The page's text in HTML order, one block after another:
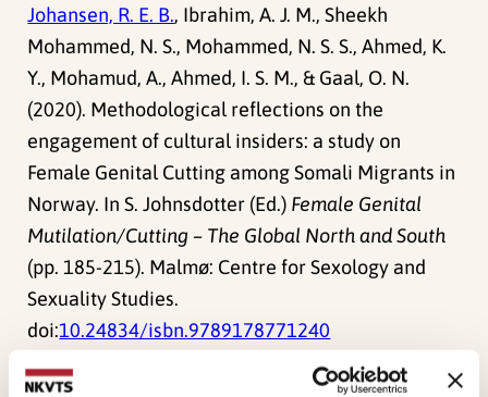
Johansen, R. E. B., Ibrahim, A. J. M., Sheekh
Mohammed, N. S., Mohammed, N. S. S., Ahmed, K.
Y., Mohamud, A., Ahmed, I. S. M., & Gaal, O. N.
(2020). Methodological reflections on the
engagement of cultural insiders: a study on
Female Genital Cutting among Somali Migrants in
Norway. In S. Johnsdotter (Ed.) Female Genital
Mutilation/Cutting – The Global North and South
(pp. 185-215). Malmø: Centre for Sexology and
Sexuality Studies.
doi:10.24834/isbn.9789178771240